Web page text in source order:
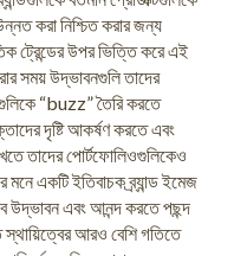
উন্নত করা নিশ্চিত করার জন্য
ট্রেন্ডের উপর ভিত্তি করে এই
সময় উদ্ভাবনগুলি তাদের
“buzz” তৈরি করতে
দৃষ্টি আকর্ষণ করতে এবং
তাদের পোর্টফোলিওগুলিকেও
একটি ইতিবাচক ব্র্যান্ড ইমেজ
উদ্ভাবন এবং আনন্দ করতে পছন্দ
আরও বেশি গতিতে